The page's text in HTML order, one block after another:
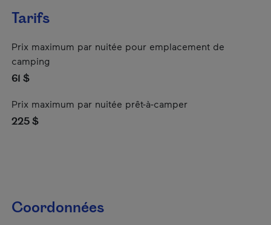
Tarifs
Prix maximum par nuitée pour emplacement de
camping
61 $
Prix maximum par nuitée prêt-à-camper
225 $
Coordonnées